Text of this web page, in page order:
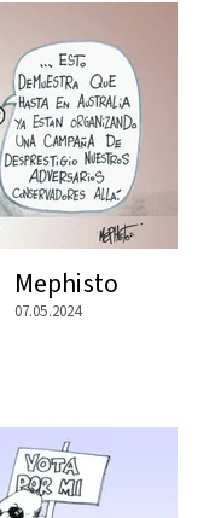
Mephisto
07.05.2024